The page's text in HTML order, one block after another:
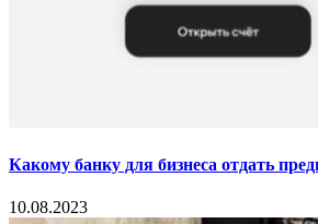
Какому банку для бизнеса отдать
10.08.2023